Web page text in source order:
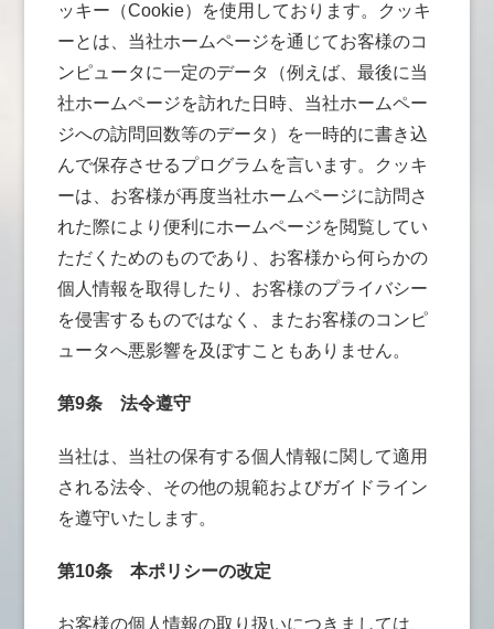
ッキー（Cookie）を使用しております。クッキ
ーとは、当社ホームページを通じてお客様のコ
ンピュータに一定のデータ（例えば、最後に当
社ホームページを訪れた日時、当社ホームペー
ジへの訪問回数等のデータ）を一時的に書き込
んで保存させるプログラムを言います。クッキ
ーは、お客様が再度当社ホームページに訪問さ
れた際により便利にホームページを閲覧してい
ただくためのものであり、お客様から何らかの
個人情報を取得したり、お客様のプライバシー
を侵害するものではなく、またお客様のコンピ
ュータへ悪影響を及ぼすこともありません。
第9条法令遵守
当社は、当社の保有する個人情報に関して適用
される法令、その他の規範およびガイドライン
を遵守いたします。
第10条本ポリシーの改定
お客様の個人情報の取り扱いにつきましては、